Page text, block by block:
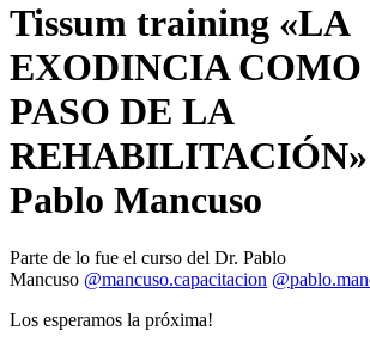
Tissum training «LA
EXODINCIA
PASO DE LA
REHABILITACIÓN»
Pablo Mancuso
Parte de lo fue el curso del Dr. Pablo
Mancuso @mancuso.capacitacion
Los esperamos la próxima!